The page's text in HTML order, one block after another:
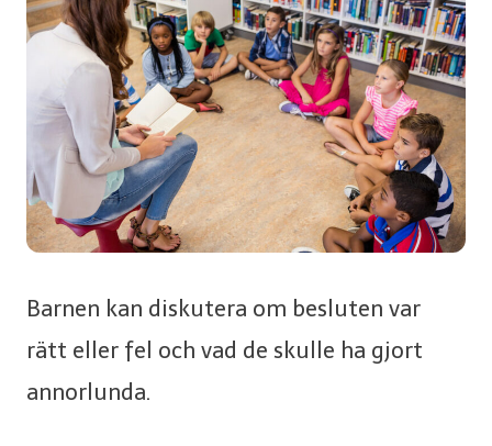
Barnen kan diskutera om besluten var
rätt eller fel och vad de skulle ha gjort
annorlunda.